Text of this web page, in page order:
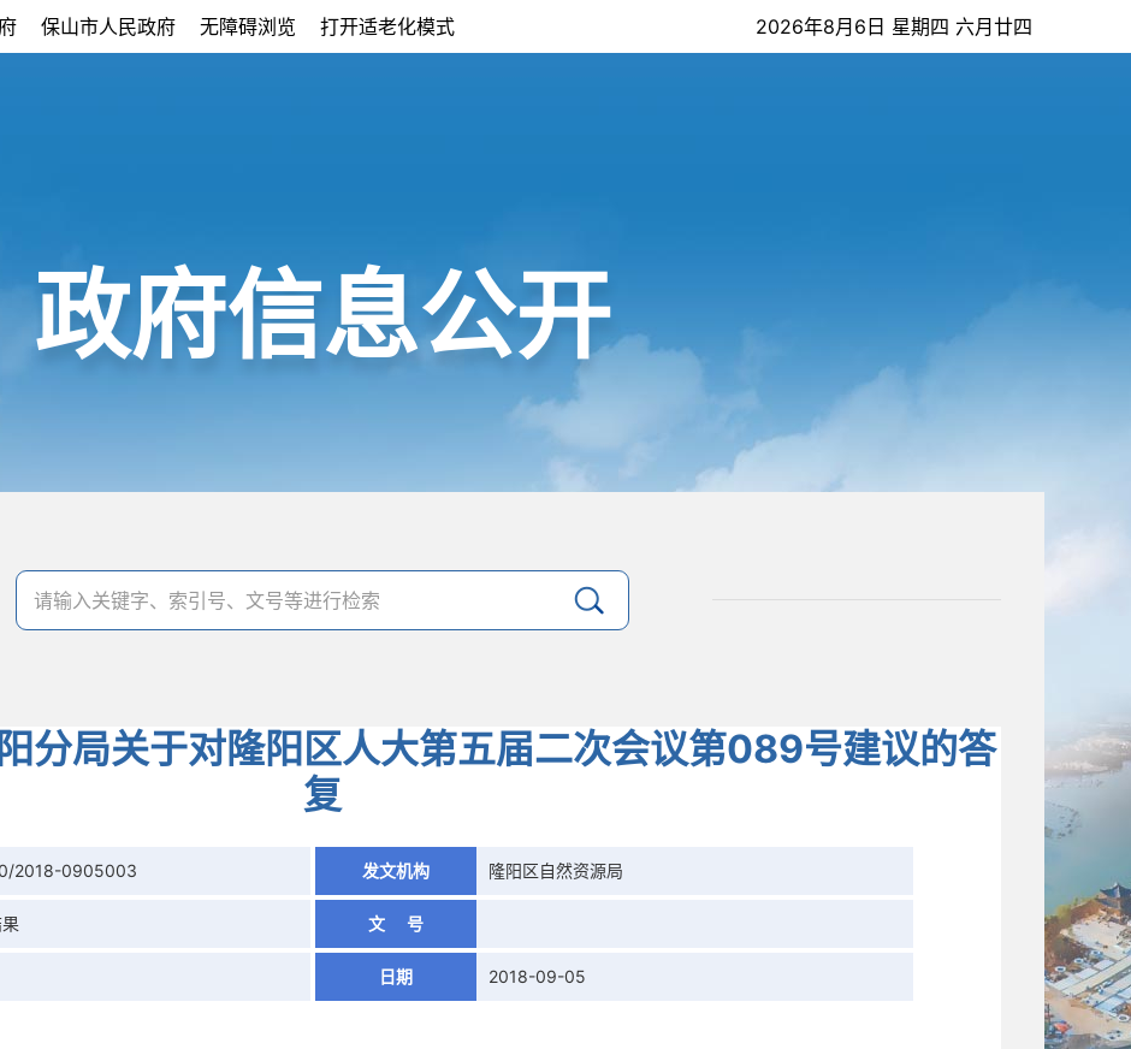
保山市人民政府 无障碍浏览 打开适老化模式 2026年8月6日 星期四 六月廿四
政府信息公开
分局关于对隆阳区人大第五届二次会议第089号建议的答
复
2018-0905003 发文机构 隆阳区自然资源局
文 号
日期 2018-09-05